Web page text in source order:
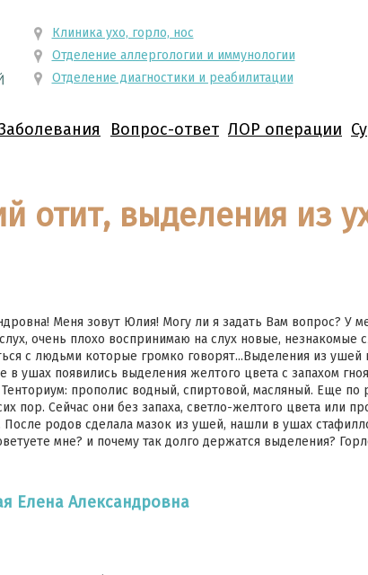
Клиника ухо, горло, нос
Отделение аллергологии и иммунологии
Отделение диагностики и реабилитации
Вопрос-ответ ЛОР операции
отит, выделения из
Меня зовут Юлия! Могу ли я задать Вам вопрос? У
очень плохо воспринимаю на слух новые, незнакомые
с людьми которые громко говорят...Выделения из
ушах появились выделения желтого цвета с запахом
прополис водный, спиртовой, масляный. Еще
пор. Сейчас они без запаха, светло-желтого цвета или
родов сделала мазок из ушей, нашли в ушах
мне? и почему так долго держатся выделения?
Елена Александровна